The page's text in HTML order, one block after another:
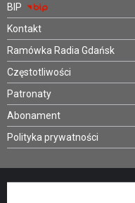
BIP
Kontakt
Ramówka Radia Gdańsk
Częstotliwości
Patronaty
Abonament
Polityka prywatności